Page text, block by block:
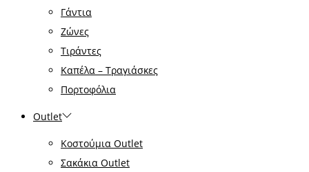
Γάντια
Ζώνες
Τιράντες
Καπέλα – Τραγιάσκες
Πορτοφόλια
Outlet
Κοστούμια Outlet
Σακάκια Outlet